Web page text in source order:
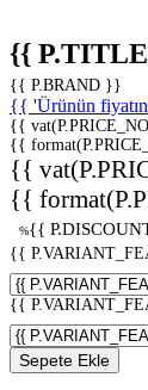
{{
{{ P.BRAND }}
{{ 'Ürünün
{{
{{
{{
{{
%{{
{{
{{
Sepete Ekle